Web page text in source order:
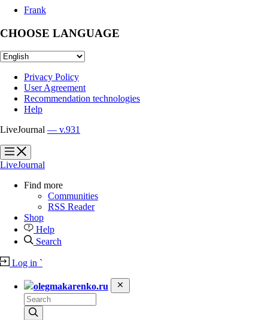
Frank
CHOOSE LANGUAGE
Privacy Policy
User Agreement
Recommendation technologies
Help
LiveJournal — v.931
?
?
LiveJournal
Find more
Communities
RSS Reader
Shop
Help
Search
Log in `
olegmakarenko.ru